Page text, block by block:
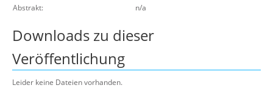
Abstrakt:
n/a
Downloads zu dieser
Veröffentlichung
Leider keine Dateien vorhanden.